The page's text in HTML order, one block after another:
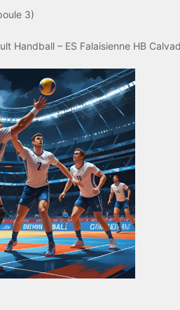
3)
Handball – ES Falaisienne HB